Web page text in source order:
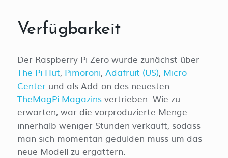
Verfügbarkeit
Der Raspberry Pi Zero wurde zunächst über
The Pi Hut, Pimoroni, Adafruit (US), Micro
Center und als Add-on des neuesten
TheMagPi Magazins vertrieben. Wie zu
erwarten, war die vorproduzierte Menge
innerhalb weniger Stunden verkauft, sodass
man sich momentan gedulden muss um das
neue Modell zu ergattern.